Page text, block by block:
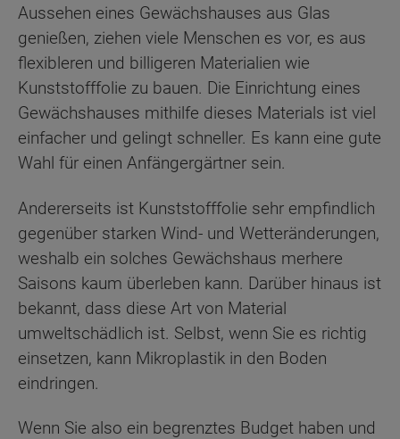
Aussehen eines Gewächshauses aus Glas
genießen, ziehen viele Menschen es vor, es aus
flexibleren und billigeren Materialien wie
Kunststofffolie zu bauen. Die Einrichtung eines
Gewächshauses mithilfe dieses Materials ist viel
einfacher und gelingt schneller. Es kann eine gute
Wahl für einen Anfängergärtner sein.
Andererseits ist Kunststofffolie sehr empfindlich
gegenüber starken Wind- und Wetteränderungen,
weshalb ein solches Gewächshaus merhere
Saisons kaum überleben kann. Darüber hinaus ist
bekannt, dass diese Art von Material
umweltschädlich ist. Selbst, wenn Sie es richtig
einsetzen, kann Mikroplastik in den Boden
eindringen.
Wenn Sie also ein begrenztes Budget haben und